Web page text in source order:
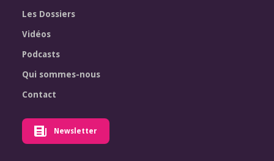
Les Dossiers
Vidéos
Podcasts
Qui sommes-nous
Contact
Newsletter